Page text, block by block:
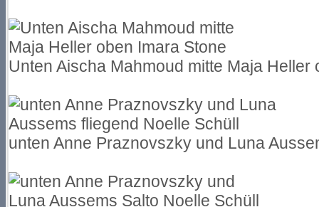
Unten Aischa Mahmoud mitte Maja Heller
unten Anne Praznovszky und Luna